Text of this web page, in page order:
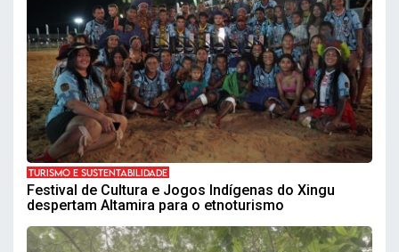
TURISMO E SUSTENTABILIDADE
Festival de Cultura e Jogos Indígenas do Xingu
despertam Altamira para o etnoturismo